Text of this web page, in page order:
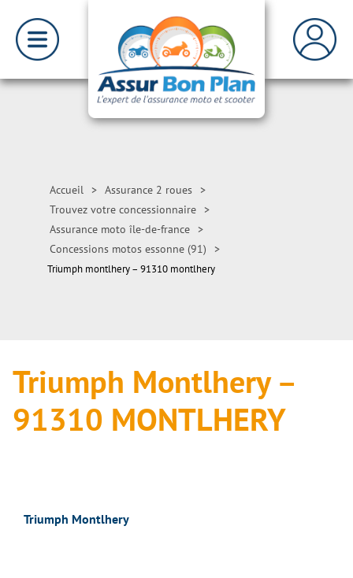
Accueil > Assurance 2 roues >
Trouvez votre concessionnaire >
Assurance moto île-de-france >
Concessions motos essonne (91)
>
Triumph montlhery – 91310 montlhery
Triumph Montlhery –
91310 MONTLHERY
Triumph Montlhery